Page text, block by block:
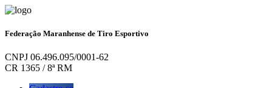
Federação Maranhense de Tiro Esportivo
CNPJ 06.496.095/0001-62
CR 1365 / 8ª RM